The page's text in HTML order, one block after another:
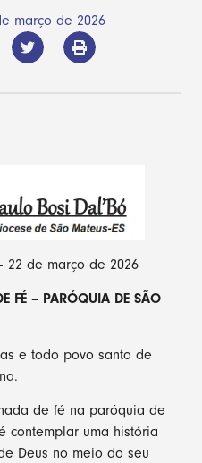
março de 2026
22 de março de 2026
FÉ – PARÓQUIA DE SÃO
e todo povo santo de
de fé na paróquia de
contemplar uma história
Deus no meio do seu